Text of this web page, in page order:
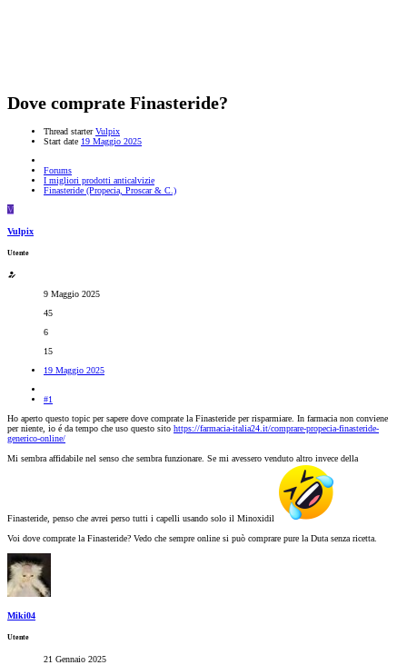
Dove comprate Finasteride?
Thread starter Vulpix
Start date 19 Maggio 2025
Forums
I migliori prodotti anticalvizie
Finasteride (Propecia, Proscar & C.)
V
Vulpix
Utente
9 Maggio 2025
45
6
15
19 Maggio 2025
#1
Ho aperto questo topic per sapere dove comprate la Finasteride per risparmiare. In farmacia non conviene
per niente, io é da tempo che uso questo sito https://farmacia-italia24.it/comprare-propecia-finasteride-
generico-online/
Mi sembra affidabile nel senso che sembra funzionare. Se mi avessero venduto altro invece della
Finasteride, penso che avrei perso tutti i capelli usando solo il Minoxidil
Voi dove comprate la Finasteride? Vedo che sempre online si può comprare pure la Duta senza ricetta.
Miki04
Utente
21 Gennaio 2025